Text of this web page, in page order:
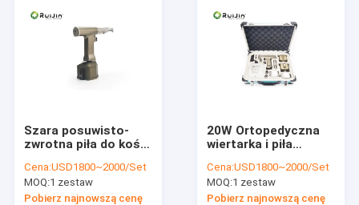
Szara posuwisto-
zwrotna piła do kości
ortopedyczna
Cena:USD1800~2000/Set
MOQ:1 zestaw
Pobierz najnowszą cenę
20W Ortopedyczna
wiertarka i piła
szablasta
bezszczotkowy
Cena:USD1800~2000/Set
MOQ:1 zestaw
Pobierz najnowszą cenę